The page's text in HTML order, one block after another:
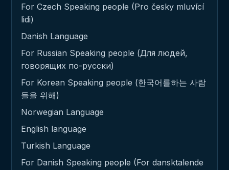
For Czech Speaking people (Pro česky mluvící
lidi)
Danish Language
For Russian Speaking people (Для людей,
говорящих по-русски)
For Korean Speaking people (한국어를하는 사람
들을 위해)
Norwegian Language
English language
Turkish Language
For Danish Speaking people (For dansktalende